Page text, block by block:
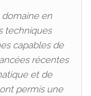
domaine en
techniques
capables de
récentes
et de
permis une